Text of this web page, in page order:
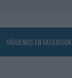
SÍGUENOS EN FACEBOOK